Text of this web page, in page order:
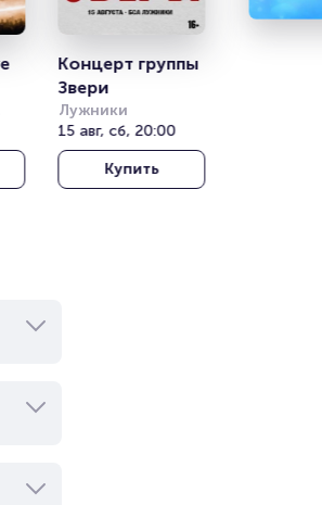
Концерт группы
Звери
Лужники
15 авг, сб, 20:00
Купить